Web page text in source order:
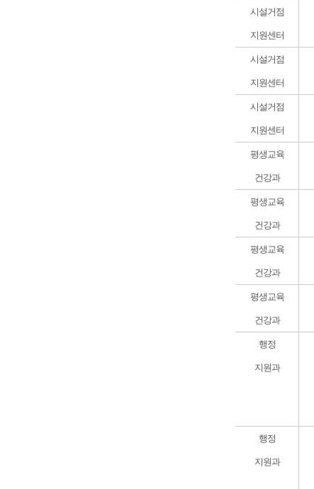
시설거점
지원센터
시설거점
지원센터
시설거점
지원센터
평생교육
건강과
평생교육
건강과
평생교육
건강과
평생교육
건강과
행정
지원과
행정
지원과